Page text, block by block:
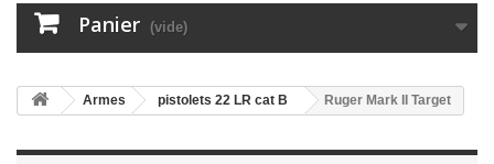
Panier (vide)
Armes pistolets 22 LR cat B Ruger Mark II Target